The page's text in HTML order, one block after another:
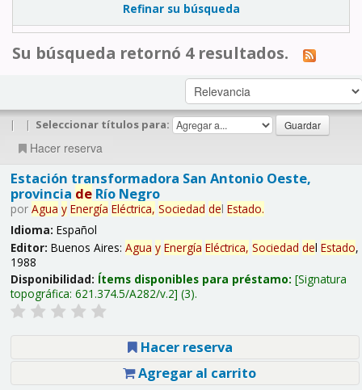
Refinar su búsqueda
Su búsqueda retornó 4 resultados.
| | Seleccionar títulos para:
Hacer reserva
Estación transformadora San Antonio Oeste,
provincia deRío Negro
por Agua y Energía Eléctrica, Sociedad del Estado.
Idioma: Español
Editor: Buenos Aires: Agua y Energía Eléctrica, Sociedad del Estado,
1988
Disponibilidad: Ítems disponibles para préstamo: Signatura
topográfica: 621.374.5/A282/v.2 (3).
Hacer reserva
Agregar al carrito